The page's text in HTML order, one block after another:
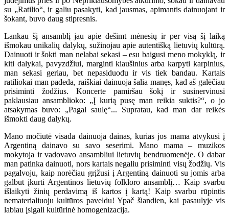
su „Ratilio“, ir galiu pasakyti, kad jausmas, apimantis dainuojant ir
šokant, buvo daug stipresnis.
Lankau šį ansamblį jau apie dešimt mėnesių ir per visą šį laiką
išmokau unikalių dalykų, sužinojau apie autentišką lietuvių kultūrą.
Dainuoti ir šokti man nelabai sekasi – esu baigusi meno mokyklą, ir
kiti dalykai, pavyzdžiui, marginti kiaušinius arba karpyti karpinius,
man sekasi geriau, bet nepasiduodu ir vis tiek bandau. Kartais
ratiliokai man padeda, raiškiai dainuoja šalia manęs, kad aš galėčiau
prisiminti žodžius. Koncerte pamiršau šokį ir susinervinusi
paklausiau ansamblioko: „Į kurią pusę man reikia suktis?“, o jo
atsakymas buvo: „Pagal saulę“... Supratau, kad man dar reikės
išmokti daug dalykų.
Mano močiutė visada dainuoja dainas, kurias jos mama atvykusi į
Argentiną dainavo su savo seserimi. Mano mama – muzikos
mokytoja ir vadovavo ansambliui lietuvių bendruomenėje. O dabar
man patinka dainuoti, nors kartais negaliu prisiminti visų žodžių. Vis
pagalvoju, kaip norėčiau grįžusi į Argentiną dainuoti su jomis arba
galbūt įkurti Argentinos lietuvių folkloro ansamblį… Kaip svarbu
išlaikyti žinių perdavimą iš kartos į kartą! Kaip svarbu rūpintis
nematerialiuoju kultūros paveldu! Ypač šiandien, kai pasaulyje vis
labiau įsigali kultūrinė homogenizacija.